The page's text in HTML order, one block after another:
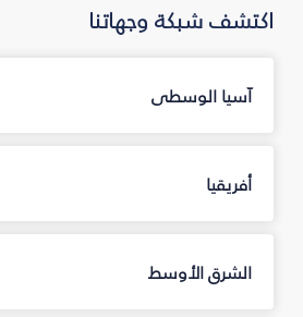
اكتشف شبكة وجهاتنا
آسيا الوسطى
أفريقيا
الشرق الأوسط